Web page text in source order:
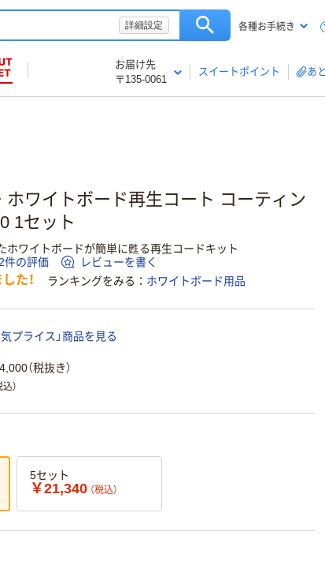
詳細設定 各種お手続き
お届け先
〒135-0061
スイートポイント あ
ホワイトボード再生コート コーティン
1セット
ホワイトボードが簡単に甦る再生コードキット
件の評価 レビューを書く
た！ ランキングをみる ホワイトボード用品
プライス」商品を見る
（税抜き）
込）
5セット
￥21,340 （税込）